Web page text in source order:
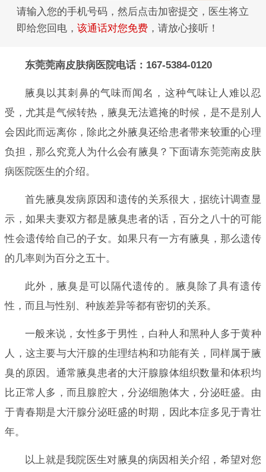
请输入您的手机号码，然后点击加密提交，医生将立
即给您回电， 该通话对您免费 ，请放心接听！
东莞莞南皮肤病医院电话：167-5384-0120
腋臭以其刺鼻的气味而闻名，这种气味让人难以忍
受，尤其是气候转热，腋臭无法遮掩的时候，是不是别人
会因此而远离你，除此之外腋臭还给患者带来较重的心理
负担，那么究竟人为什么会有腋臭？下面请东莞莞南皮肤
病医院医生的介绍。
首先腋臭发病原因和遗传的关系很大，据统计调查显
示，如果夫妻双方都是腋臭患者的话，百分之八十的可能
性会遗传给自己的子女。如果只有一方有腋臭，那么遗传
的几率则为百分之五十。
此外，腋臭是可以隔代遗传的。腋臭除了具有遗传
性，而且与性别、种族差异等都有密切的关系。
一般来说，女性多于男性，白种人和黑种人多于黄种
人，这主要与大汗腺的生理结构和功能有关，同样属于腋
臭的原因。通常腋臭患者的大汗腺腺体组织数量和体积均
比正常人多，而且腺腔大，分泌细胞体大，分泌旺盛。由
于青春期是大汗腺分泌旺盛的时期，因此本症多见于青壮
年。
以上就是我院医生对腋臭的病因相关介绍，希望对您